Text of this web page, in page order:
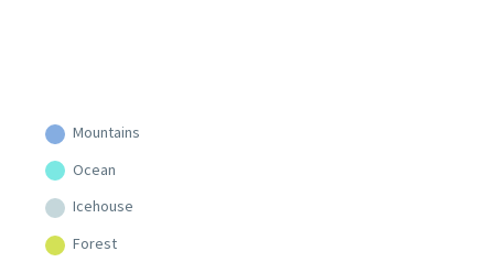
Mountains
Ocean
Icehouse
Forest